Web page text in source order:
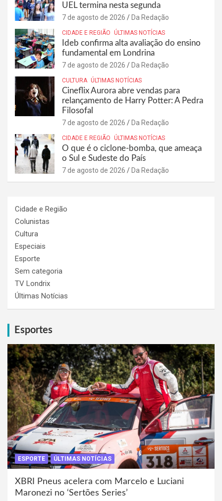
UEL termina nesta segunda
7 de agosto de 2026 Da Redação
CIDADE E REGIÃO ÚLTIMAS NOTÍCIAS
Ideb confirma alta avaliação do ensino
fundamental em Londrina
7 de agosto de 2026 Da Redação
CULTURA ÚLTIMAS NOTÍCIAS
Cineflix Aurora abre vendas para
relançamento de Harry Potter: A Pedra
Filosofal
7 de agosto de 2026 Da Redação
CIDADE E REGIÃO ÚLTIMAS NOTÍCIAS
O que é o ciclone-bomba, que ameaça
o Sul e Sudeste do País
7 de agosto de 2026 Da Redação
Cidade e Região
Colunistas
Cultura
Especiais
Esporte
Sem categoria
TV Londrix
Últimas Notícias
Esportes
ESPORTE ÚLTIMAS NOTÍCIAS
XBRI Pneus acelera com Marcelo e Luciani
Maronezi no ‘Sertões Series’